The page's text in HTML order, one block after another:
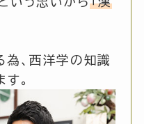
為、西洋学の知識
。